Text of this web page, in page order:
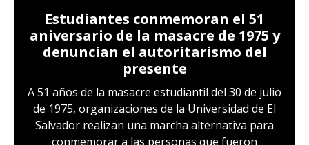
Estudiantes conmemoran el 51
aniversario de la masacre de 1975 y
denuncian el autoritarismo del
presente
A 51 años de la masacre estudiantil del 30 de julio
de 1975, organizaciones de la Universidad de El
Salvador realizan una marcha alternativa para
conmemorar a las personas que fueron